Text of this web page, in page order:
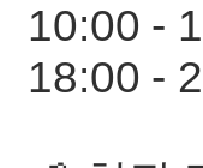
10:00 -
18:00 -